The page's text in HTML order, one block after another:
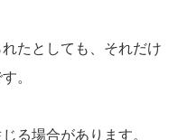
たとしても、それだけ
。
る場合があります。